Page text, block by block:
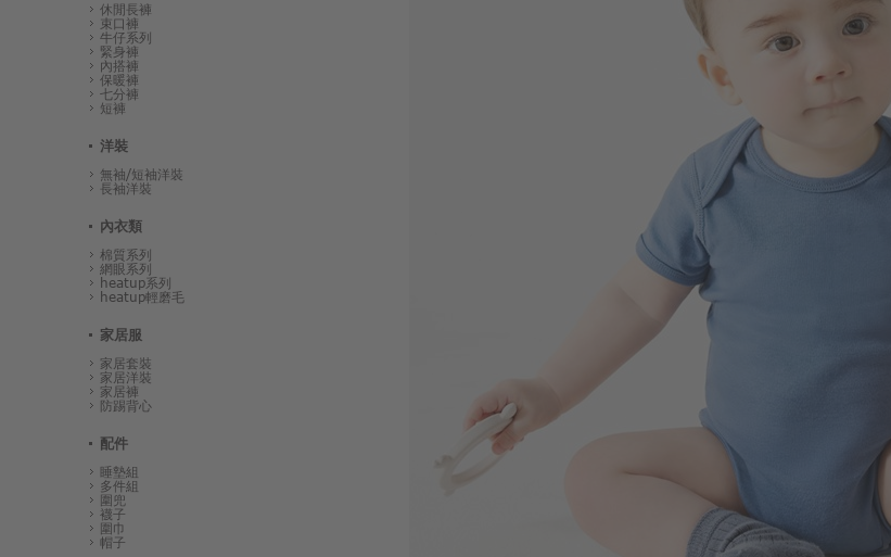
休閒長褲
束口褲
牛仔系列
緊身褲
內搭褲
保暖褲
七分褲
短褲
洋裝
無袖/短袖洋裝
長袖洋裝
內衣類
棉質系列
網眼系列
heatup系列
heatup輕磨毛
家居服
家居套裝
家居洋裝
家居褲
防踢背心
配件
睡墊組
多件組
圍兜
襪子
圍巾
帽子
114 $ 119